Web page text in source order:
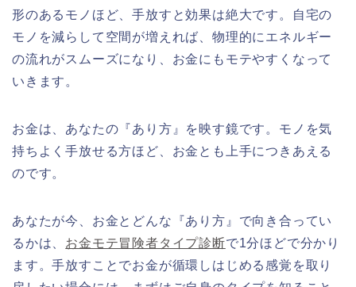
形のあるモノほど、手放すと効果は絶大です。自宅の
モノを減らして空間が増えれば、物理的にエネルギー
の流れがスムーズになり、お金にもモテやすくなって
いきます。
お金は、あなたの『あり方』を映す鏡です。モノを気
持ちよく手放せる方ほど、お金とも上手につきあえる
のです。
あなたが今、お金とどんな『あり方』で向き合ってい
るかは、 お金モテ冒険者タイプ診断で1分ほどで分かり
ます。手放すことでお金が循環しはじめる感覚を取り